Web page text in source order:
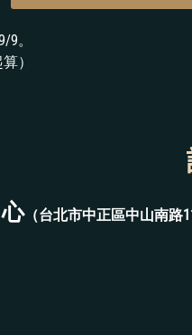
。
）
（台北市中正區中山南路